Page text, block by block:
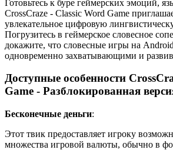
Готовьтесь к буре геймерских эмоций,
CrossCraze - Classic Word Game
увлекательное цифровую
Погрузитесь в геймерское словесное
докажите, что словесные игры на
одновременно захватывающими и
Доступные особенности
Game - Разблокированная
Бесконечные деньги:
Этот твик предоставляет игроку
множества игровой валюты, обычно в